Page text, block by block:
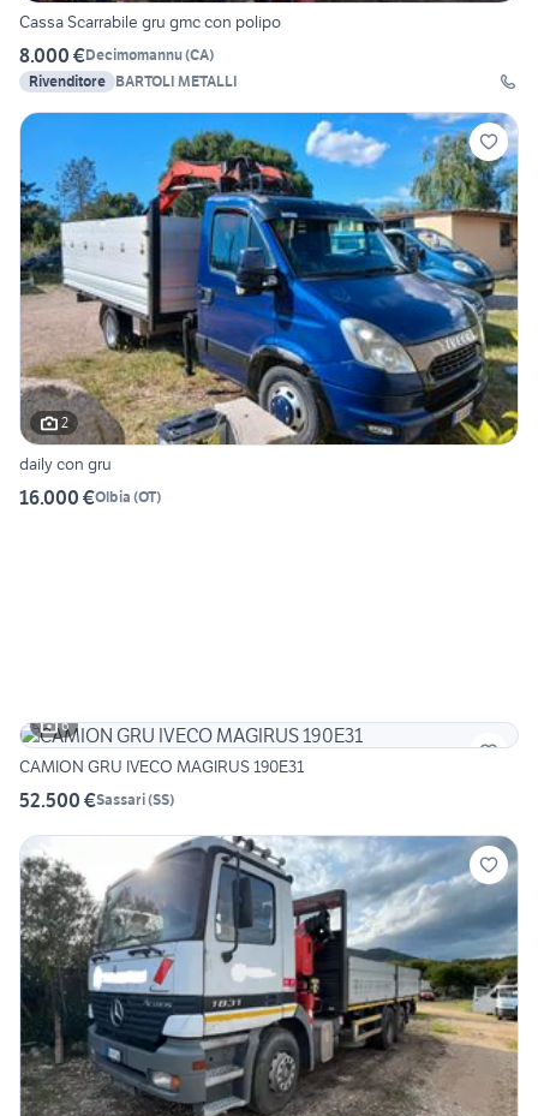
Cassa Scarrabile gru gmc con polipo
8.000 €Decimomannu(CA)
Rivenditore BARTOLI METALLI
2
daily con gru
16.000 €Olbia (OT)
6
CAMION GRU IVECO MAGIRUS 190E31
52.500 €Sassari(SS)